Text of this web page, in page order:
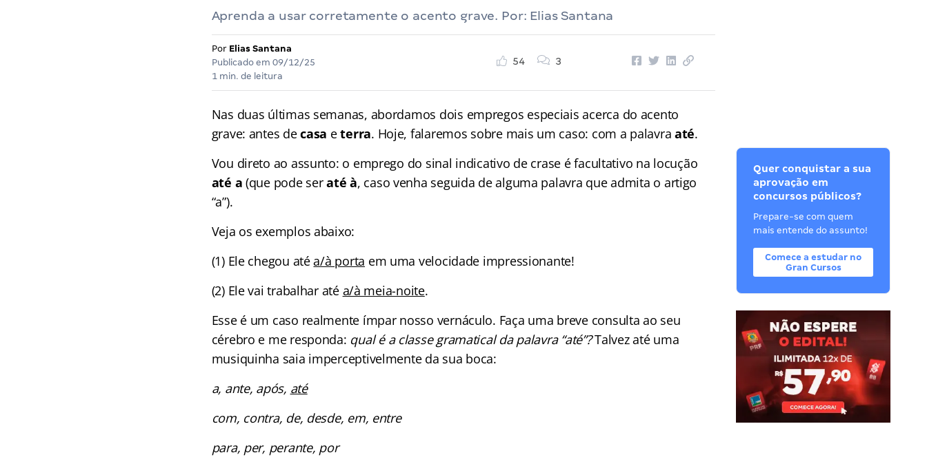
Aprenda a usar corretamente o acento grave. Por: Elias Santana
Por Elias Santana
Publicado em 09/12/25
1 min. de leitura
54 3
Nas duas últimas semanas, abordamos dois empregos especiais acerca do acento
grave: antes decasa eterra. Hoje, falaremos sobre mais um caso: com a palavraaté.
Vou direto ao assunto: o emprego do sinal indicativo de crase é facultativo na locução
até a (que pode seraté à, caso venha seguida de alguma palavra que admita o artigo
“a”).
Veja os exemplos abaixo:
(1) Ele chegou atéa/à porta em uma velocidade impressionante!
(2) Ele vai trabalhar até a/à meia-noite.
Esse é um caso realmente ímpar nosso vernáculo. Faça uma breve consulta ao seu
cérebro e me responda: qual é a classe gramatical da palavra “até”?Talvez até uma
musiquinha saia imperceptivelmente da sua boca:
a, ante, após, até
com, contra, de, desde, em, entre
para, per, perante, por
Quer conquistar a sua
aprovação em
concursos públicos?
Prepare-se com quem
mais entende do assunto!
Comece a estudar no
Gran Cursos